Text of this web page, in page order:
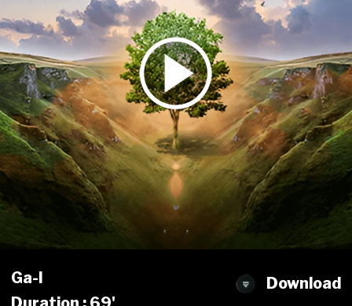
Download
Ga-l